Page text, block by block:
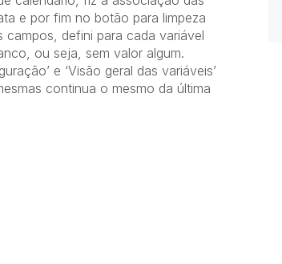
e por fim no botão para limpeza
campos, defini para cada variável
ou seja, sem valor algum.
e ‘Visão geral das variáveis’
continua o mesmo da última